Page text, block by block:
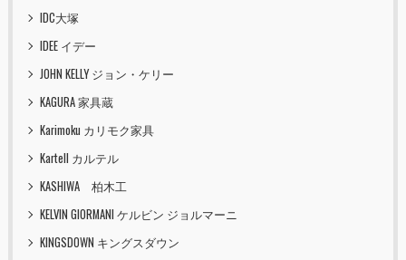
IDC大塚
IDEE イデー
JOHN KELLY ジョン・ケリー
KAGURA 家具蔵
Karimoku カリモク家具
Kartell カルテル
KASHIWA 柏木工
KELVIN GIORMANI ケルビン ジョルマーニ
KINGSDOWN キングスダウン